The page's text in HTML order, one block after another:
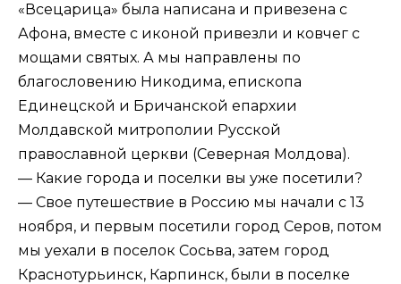
«Всецарица» была написана и привезена с
Афона, вместе с иконой привезли и ковчег с
мощами святых. А мы направлены по
благословению Никодима, епископа
Единецской и Бричанской епархии
Молдавской митрополии Русской
православной церкви (Северная Молдова).
— Какие города и поселки вы уже посетили?
— Свое путешествие в Россию мы начали с 13
ноября, и первым посетили город Серов, потом
мы уехали в поселок Сосьва, затем город
Краснотурьинск, Карпинск, были в поселке